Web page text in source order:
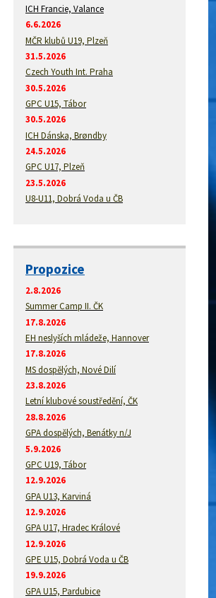
ICH Francie, Valance
6.6.2026
MČR klubů U19, Plzeň
31.5.2026
Czech Youth Int. Praha
30.5.2026
GPC U15, Tábor
30.5.2026
ICH Dánska, Brøndby
24.5.2026
GPC U17, Plzeň
23.5.2026
U8-U11, Dobrá Voda u ČB
Propozice
2.8.2026
Summer Camp II. ČK
17.8.2026
EH neslyších mládeže, Hannover
17.8.2026
MS dospělých, Nové Dilí
23.8.2026
Letní klubové soustředění, ČK
28.8.2026
GPA dospělých, Benátky n/J
5.9.2026
GPC U19, Tábor
12.9.2026
GPA U13, Karviná
12.9.2026
GPA U17, Hradec Králové
12.9.2026
GPE U15, Dobrá Voda u ČB
19.9.2026
GPA U15, Pardubice